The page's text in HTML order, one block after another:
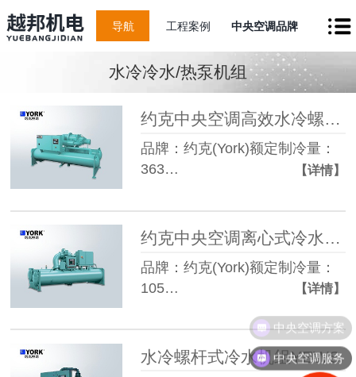
导航 工程案例 中央空调品牌
水冷冷水/热泵机组
约克中央空调高效水冷螺杆冷水机组YGWE
品牌：约克(York)额定制冷量：
363…
【详情】
约克中央空调离心式冷水机组YK
品牌：约克(York)额定制冷量：
105…
【详情】
水冷螺杆式冷水机组YEWS
中央空调方案
中央空调服务